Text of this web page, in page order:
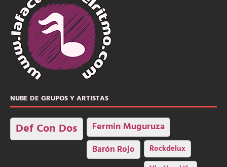
NUBE DE GRUPOS Y ARTISTAS
Def Con Dos Fermin Muguruza
Barón Rojo Rockdelux